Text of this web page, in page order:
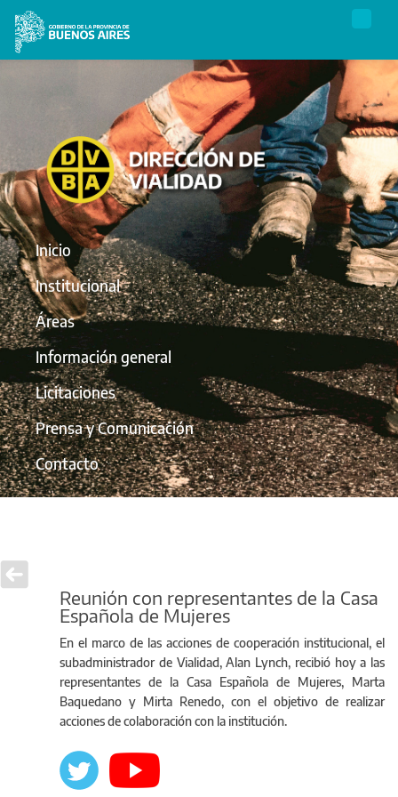
Inicio
Institucional
Áreas
Información general
Licitaciones
Prensa y Comunicación
Contacto
Reunión con representantes de la Casa
Española de Mujeres
En el marco de las acciones de cooperación institucional, el
subadministrador de Vialidad, Alan Lynch, recibió hoy a las
representantes de la Casa Española de Mujeres, Marta
Baquedano y Mirta Renedo, con el objetivo de realizar
acciones de colaboración con la institución.